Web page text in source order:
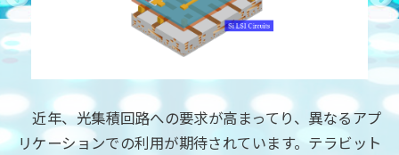
近年、光集積回路への要求が高まってり、異なるアプ
リケーションでの利用が期待されています。テラビット